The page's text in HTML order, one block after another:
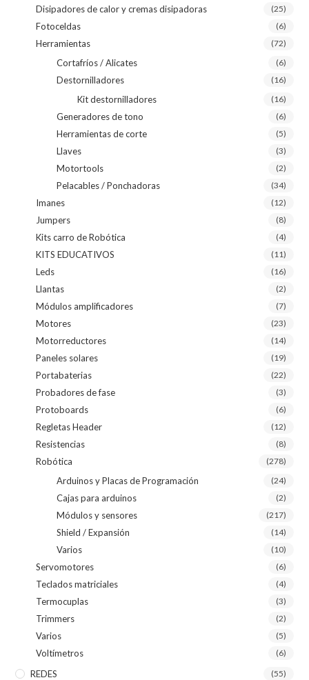
Disipadores de calor y cremas disipadoras (25)
Fotoceldas (6)
Herramientas (72)
Cortafríos / Alicates (6)
Destornilladores (16)
Kit destornilladores (16)
Generadores de tono (6)
Herramientas de corte (5)
Llaves (3)
Motortools (2)
Pelacables / Ponchadoras (34)
Imanes (12)
Jumpers (8)
Kits carro de Robótica (4)
KITS EDUCATIVOS (11)
Leds (16)
Llantas (2)
Módulos amplificadores (7)
Motores (23)
Motorreductores (14)
Paneles solares (19)
Portabaterias (22)
Probadores de fase (3)
Protoboards (6)
Regletas Header (12)
Resistencias (8)
Robótica (278)
Arduinos y Placas de Programación (24)
Cajas para arduinos (2)
Módulos y sensores (217)
Shield / Expansión (14)
Varios (10)
Servomotores (6)
Teclados matriciales (4)
Termocuplas (3)
Trimmers (2)
Varios (5)
Voltímetros (6)
REDES (55)